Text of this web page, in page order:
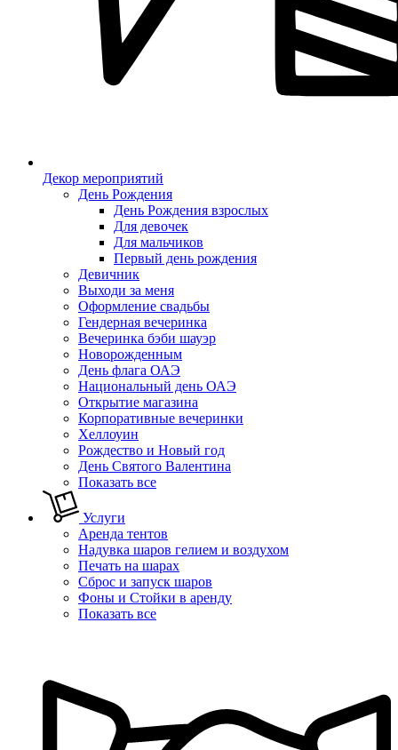
Декор мероприятий
День Рождения
День Рождения взрослых
Для девочек
Для мальчиков
Первый день рождения
Девичник
Выходи за меня
Оформление свадьбы
Гендерная вечеринка
Вечеринка бэби шауэр
Новорожденным
День флага ОАЭ
Национальный день ОАЭ
Открытие магазина
Корпоративные вечеринки
Хеллоуин
Рождество и Новый год
День Святого Валентина
Показать все
Услуги
Аренда тентов
Надувка шаров гелием и воздухом
Печать на шарах
Сброс и запуск шаров
Фоны и Стойки в аренду
Показать все